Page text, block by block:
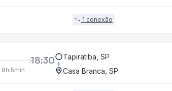
1 conexão
18:30
8h 5min
Tapiratiba, SP
Casa Branca, SP